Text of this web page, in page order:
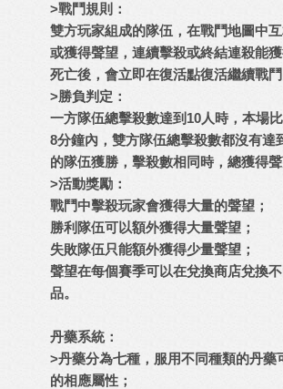
>戰鬥規則：
雙方玩家組成的隊伍，在戰鬥地圖中
或獲得聲望，連續擊殺或終結連殺能
死亡後，會立即在復活點復活繼續戰鬥
>勝負判定：
一方隊伍總擊殺數達到10人時，本場
8分鐘內，雙方隊伍總擊殺數都沒有達
的隊伍獲勝，擊殺數相同時，總獲得
>活動獎勵：
戰鬥中擊殺玩家會獲得大量的聲望；
勝利隊伍可以額外獲得大量聲望；
失敗隊伍只能額外獲得少量聲望；
聲望在每個賽季可以在兌換商店兌換
品。
丹藥系統：
>丹藥分為七種，服用不同種類的丹藥
的相應屬性；